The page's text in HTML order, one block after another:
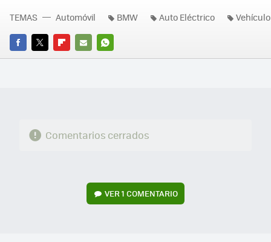
FACEBOOK
TWITTERFLIPBOARD
E-
WHATSAPP
TEMAS Automóvil BMW Auto Eléctrico
Comentarios cerrados
VER1 COMENTARIO